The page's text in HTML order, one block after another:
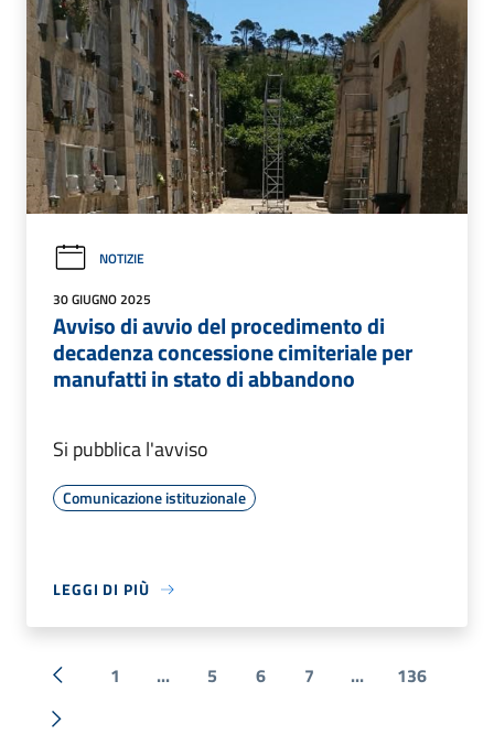
NOTIZIE
30 GIUGNO 2025
Avviso di avvio del procedimento di
decadenza concessione cimiteriale per
manufatti in stato di abbandono
Si pubblica l'avviso
Comunicazione istituzionale
LEGGI DI PIÙ
« Precedente
1 ... 5 6 7 ... 136
Successiva »